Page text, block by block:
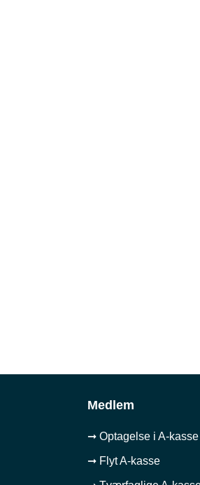
Medlem
➞ Optagelse i A-kasse
➞ Flyt A-kasse